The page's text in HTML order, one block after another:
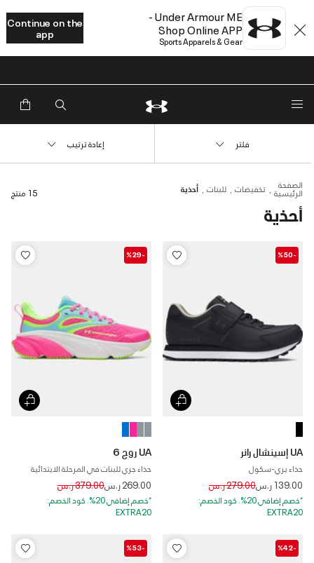
Under Armour ME -
Shop Online APP
Sports Apparels & Gear
Continue on the
app
الصفحة
الرئيسية تخفيضات للبنات أحذية
أحذية
15 منتج
فلتر إعادة ترتيب
-%50
UA إسينشال رانر
حذاء بري-سكول
139.00 ر.س Price reduced from
279.00 ر.س to
*خصم إضافي 20%. كود الخصم:
EXTRA20
-%29
UA روج 6
حذاء جري للبنات في المرحلة الابتدائية
269.00 ر.س Price reduced from
379.00 ر.س to
*خصم إضافي 20%. كود الخصم:
EXTRA20
-%42
-%53